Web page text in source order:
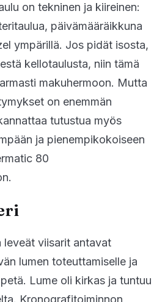
on tekninen ja kiireinen:
päivämääräikkuna
ympärillä. Jos pidät isosta,
kellotaulusta, niin tämä
makuhermoon. Mutta
on enemmän
tutustua myös
ja pienempikokoiseen
80
leveät viisarit antavat
lumen toteuttamiselle ja
Lume oli kirkas ja tuntuu
Kronografitoiminnon